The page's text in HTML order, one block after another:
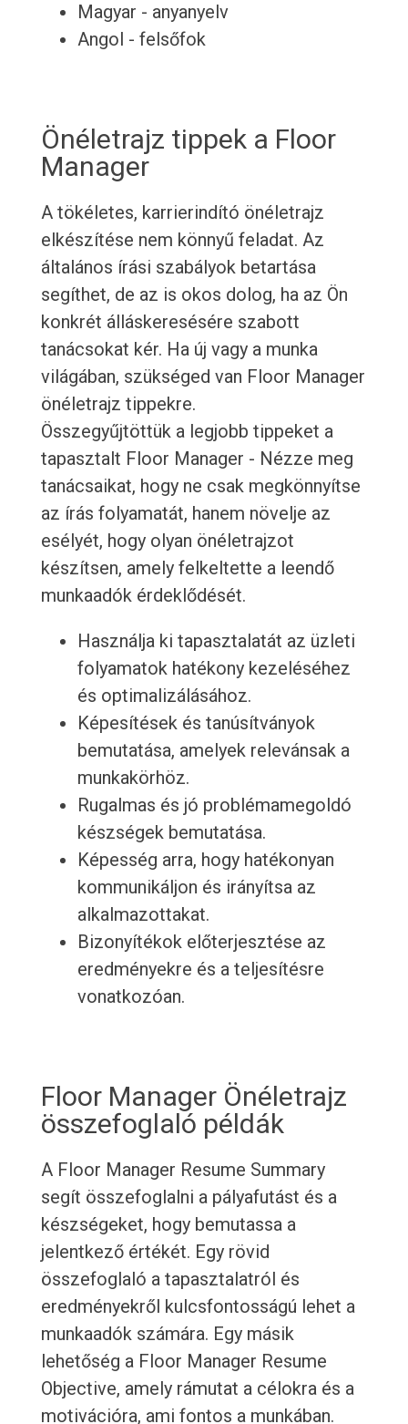
Magyar - anyanyelv
Angol - felsőfok
Önéletrajz tippek a Floor
Manager
A tökéletes, karrierindító önéletrajz
elkészítése nem könnyű feladat. Az
általános írási szabályok betartása
segíthet, de az is okos dolog, ha az Ön
konkrét álláskeresésére szabott
tanácsokat kér. Ha új vagy a munka
világában, szükséged van Floor Manager
önéletrajz tippekre.
Összegyűjtöttük a legjobb tippeket a
tapasztalt Floor Manager - Nézze meg
tanácsaikat, hogy ne csak megkönnyítse
az írás folyamatát, hanem növelje az
esélyét, hogy olyan önéletrajzot
készítsen, amely felkeltette a leendő
munkaadók érdeklődését.
Használja ki tapasztalatát az üzleti
folyamatok hatékony kezeléséhez
és optimalizálásához.
Képesítések és tanúsítványok
bemutatása, amelyek relevánsak a
munkakörhöz.
Rugalmas és jó problémamegoldó
készségek bemutatása.
Képesség arra, hogy hatékonyan
kommunikáljon és irányítsa az
alkalmazottakat.
Bizonyítékok előterjesztése az
eredményekre és a teljesítésre
vonatkozóan.
Floor Manager Önéletrajz
összefoglaló példák
A Floor Manager Resume Summary
segít összefoglalni a pályafutást és a
készségeket, hogy bemutassa a
jelentkező értékét. Egy rövid
összefoglaló a tapasztalatról és
eredményekről kulcsfontosságú lehet a
munkaadók számára. Egy másik
lehetőség a Floor Manager Resume
Objective, amely rámutat a célokra és a
motivációra, ami fontos a munkában.